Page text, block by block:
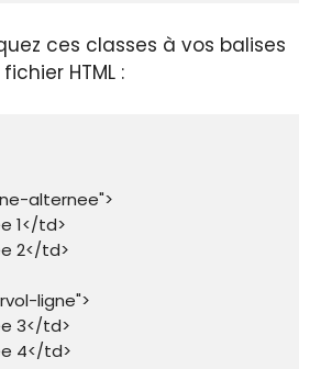
ces classes à vos balises
HTML :
alternee">
ligne">